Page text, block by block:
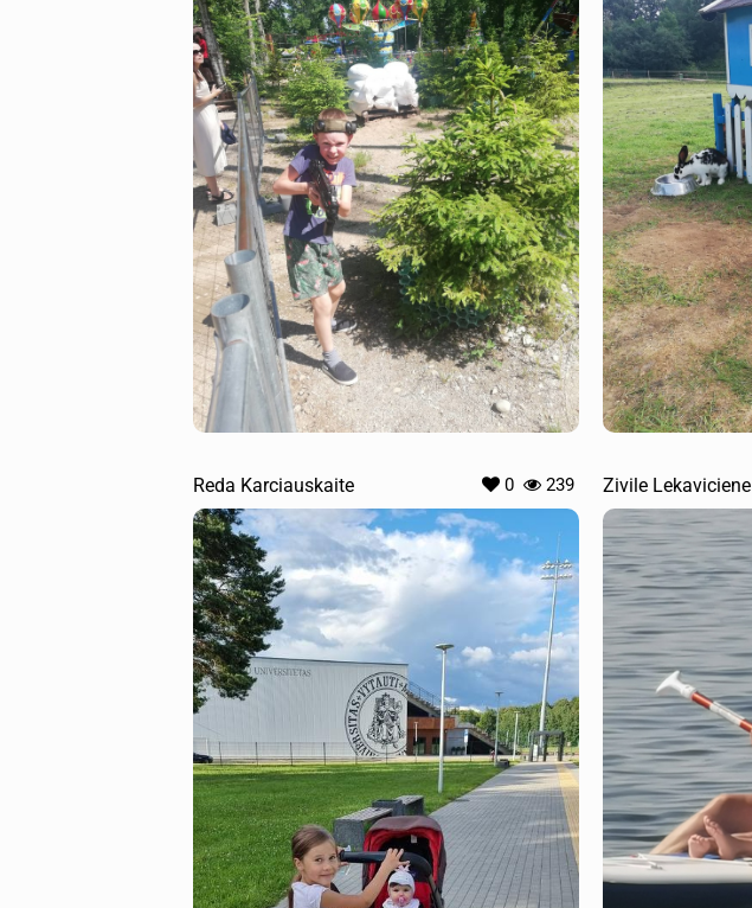
Reda Karciauskaite 0 239 Zivile Lekaviciene